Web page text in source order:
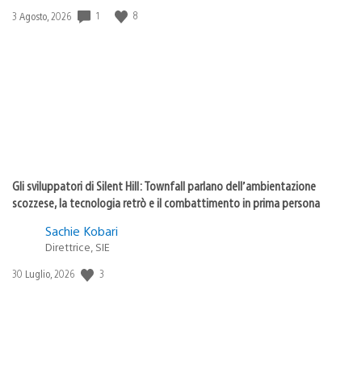
Data
3 Agosto, 2026 1 8
Gli sviluppatori di Silent Hill: Townfall parlano dell’ambientazione
scozzese, la tecnologia retrò e il combattimento in prima persona
Sachie Kobari
Direttrice, SIE
Data
30 Luglio, 2026 3